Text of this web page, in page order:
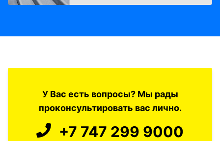
У Вас есть вопросы? Мы рады
проконсультировать вас лично.
+7 747 299 9000